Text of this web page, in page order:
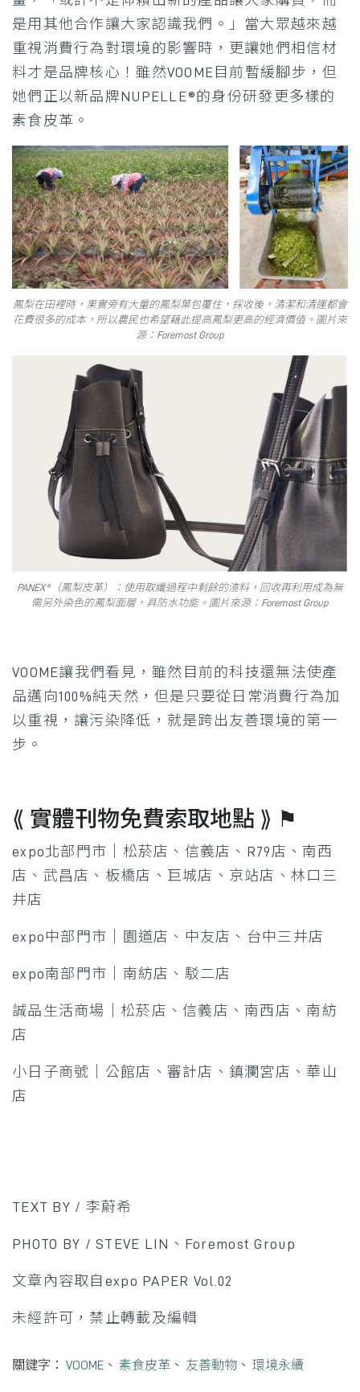
是用其他合作讓大家認識我們。」當大眾越來越
重視消費行為對環境的影響時，更讓她們相信材
料才是品牌核心！雖然VOOME目前暫緩腳步，但
她們正以新品牌NUPELLE®的身份研發更多樣的
素食皮革。
鳳梨在田裡時，果實旁有大量的鳳梨葉包覆住，採收後，清潔和清運都會
花費很多的成本，所以農民也希望藉此提高鳳梨更高的經濟價值。圖片來
源：Foremost Group
PANEX®（鳳梨皮革）：使用取纖過程中剩餘的渣料，回收再利用成為無
需另外染色的鳳梨面層，具防水功能。圖片來源：Foremost Group
VOOME讓我們看見，雖然目前的科技還無法使產
品邁向100%純天然，但是只要從日常消費行為加
以重視，讓污染降低，就是跨出友善環境的第一
步。
⟪ 實體刊物免費索取地點 ⟫ ⚑​
expo北部門市｜松菸店、信義店、R79店、南西
店、武昌店、板橋店、巨城店、京站店、林口三
井店​
expo中部門市｜園道店、中友店、台中三井店​
expo南部門市｜南紡店、駁二店​
誠品生活商場｜松菸店、信義店、南西店、南紡
店​
小日子商號｜公館店、審計店、鎮瀾宮店、華山
店​
TEXT BY / 李蔚希
PHOTO BY / STEVE LIN、Foremost Group
文章內容取自expo PAPER Vol.02
未經許可，禁止轉載及編輯
關鍵字： VOOME 、 素食皮革 、 友善動物 、 環境永續